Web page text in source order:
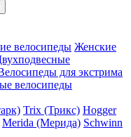
велосипеды Женские
для экстрима
велосипеды
Trix (Трикс) Hogger
Merida (Мерида) Schwinn